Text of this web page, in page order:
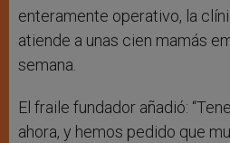
enteramente operativo, la
atiende a unas cien mamás
semana.
El fraile fundador añadió:
ahora, y hemos pedido que